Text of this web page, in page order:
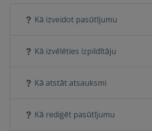
Kā izveidot pasūtījumu
Kā izvēlēties izpildītāju
Kā atstāt atsauksmi
Kā rediģēt pasūtījumu